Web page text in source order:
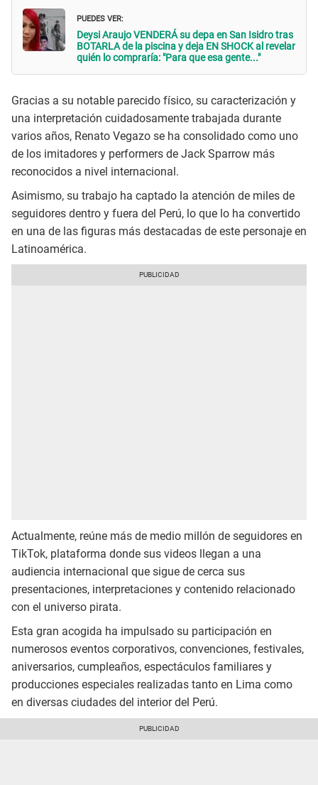
PUEDES VER:
Deysi Araujo VENDERÁ su depa en San Isidro tras
BOTARLA de la piscina y deja EN SHOCK al revelar
quién lo compraría: "Para que esa gente..."
Gracias a su notable parecido físico, su caracterización y
una interpretación cuidadosamente trabajada durante
varios años, Renato Vegazo se ha consolidado como uno
de los imitadores y performers de Jack Sparrow más
reconocidos a nivel internacional.
Asimismo, su trabajo ha captado la atención de miles de
seguidores dentro y fuera del Perú, lo que lo ha convertido
en una de las figuras más destacadas de este personaje en
Latinoamérica.
Actualmente, reúne más de medio millón de seguidores en
TikTok, plataforma donde sus videos llegan a una
audiencia internacional que sigue de cerca sus
presentaciones, interpretaciones y contenido relacionado
con el universo pirata.
Esta gran acogida ha impulsado su participación en
numerosos eventos corporativos, convenciones, festivales,
aniversarios, cumpleaños, espectáculos familiares y
producciones especiales realizadas tanto en Lima como
en diversas ciudades del interior del Perú.